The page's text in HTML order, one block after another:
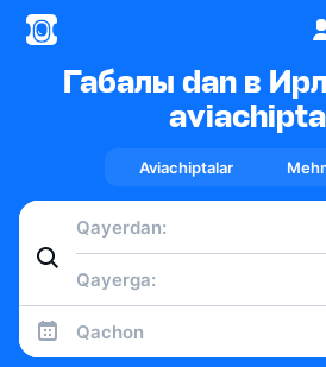
Габалы dan в
Aviachiptalar
Qachon